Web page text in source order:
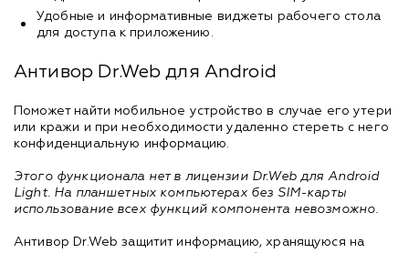
Удобные и информативные виджеты рабочего стола
для доступа к приложению.
Антивор Dr.Web для Android
Поможет найти мобильное устройство в случае его утери
или кражи и при необходимости удаленно стереть с него
конфиденциальную информацию.
Этого функционала нет в лицензии Dr.Web для Android
Light. На планшетных компьютерах без SIM-карты
использование всех функций компонента невозможно.
Антивор Dr.Web защитит информацию, хранящуюся на